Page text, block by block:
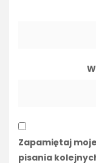
Zapamiętaj
pisania